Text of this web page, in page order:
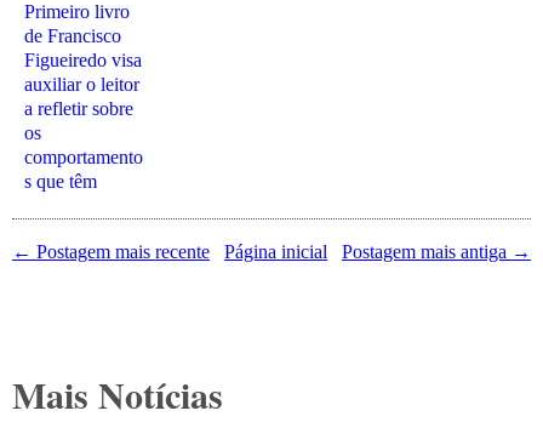
Primeiro livro
de Francisco
Figueiredo visa
auxiliar o leitor
a refletir sobre
os
comportamento
s que têm
← Postagem mais recente Postagem mais antiga →
Página inicial
Mais Notícias